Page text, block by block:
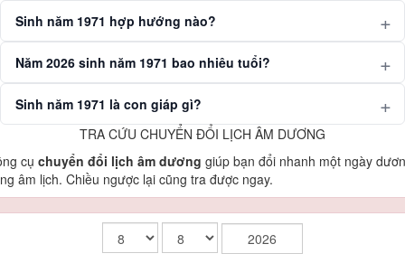
Sinh năm 1971 hợp hướng nào?
Năm 2026 sinh năm 1971 bao nhiêu tuổi?
Sinh năm 1971 là con giáp gì?
TRA CỨU CHUYỂN ĐỔI LỊCH ÂM DƯƠNG
cụ chuyển đổi lịch âm dương giúp bạn đổi nhanh một ngày
âm lịch. Chiều ngược lại cũng tra được ngay.